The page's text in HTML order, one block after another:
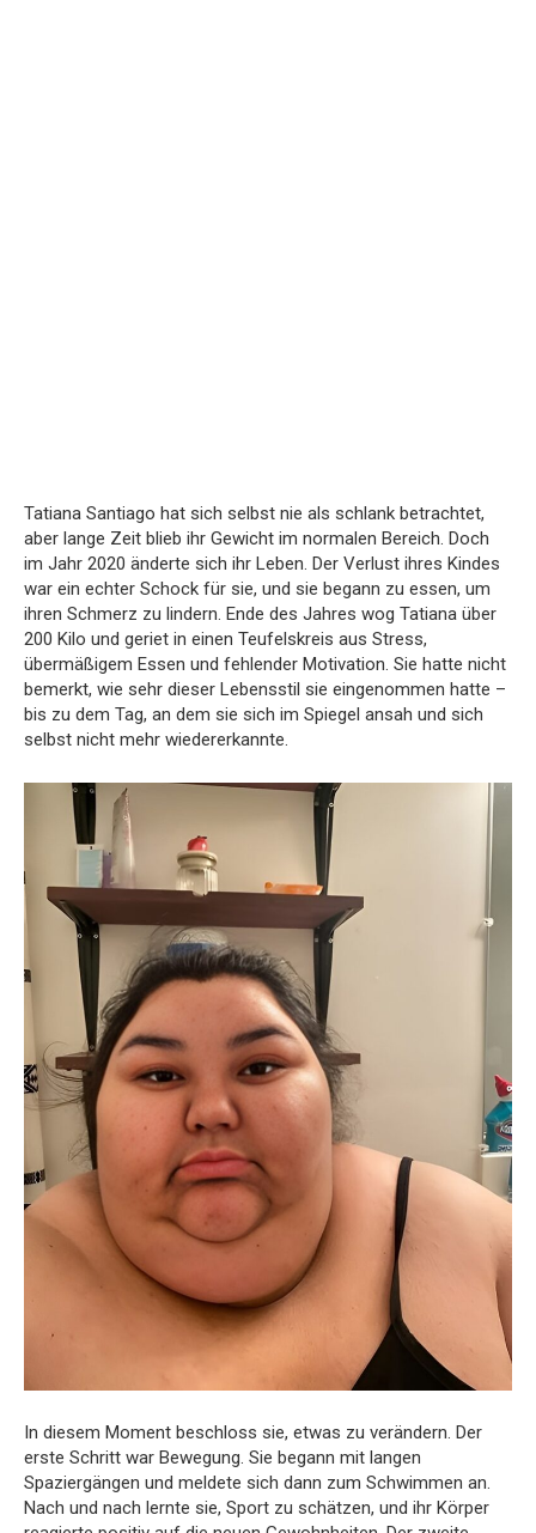
Tatiana Santiago hat sich selbst nie als schlank betrachtet,
aber lange Zeit blieb ihr Gewicht im normalen Bereich. Doch
im Jahr 2020 änderte sich ihr Leben. Der Verlust ihres Kindes
war ein echter Schock für sie, und sie begann zu essen, um
ihren Schmerz zu lindern. Ende des Jahres wog Tatiana über
200 Kilo und geriet in einen Teufelskreis aus Stress,
übermäßigem Essen und fehlender Motivation. Sie hatte nicht
bemerkt, wie sehr dieser Lebensstil sie eingenommen hatte –
bis zu dem Tag, an dem sie sich im Spiegel ansah und sich
selbst nicht mehr wiedererkannte.
In diesem Moment beschloss sie, etwas zu verändern. Der
erste Schritt war Bewegung. Sie begann mit langen
Spaziergängen und meldete sich dann zum Schwimmen an.
Nach und nach lernte sie, Sport zu schätzen, und ihr Körper